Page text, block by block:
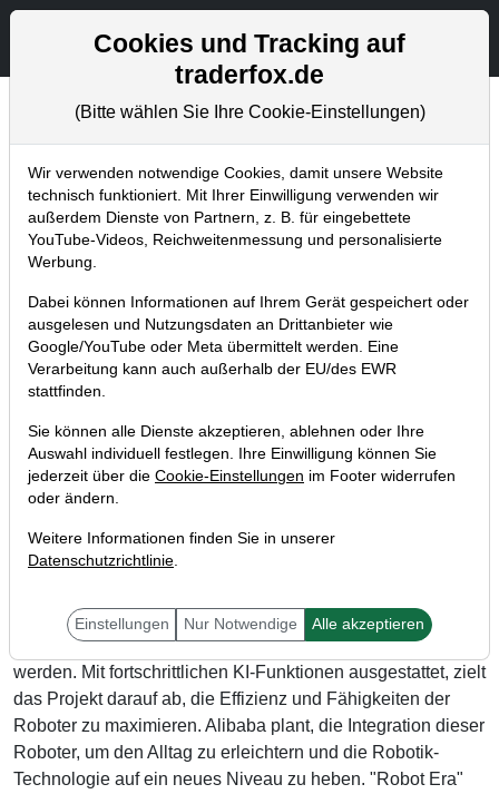
Aktien- und Artikelsuche
Chartanalysen
Home Blog Chartanalysen
Chartanalyse Alibaba: Vorstoß im
Bereich humanoider Roboter!
18.01.2025 um 18:51 Uhr | P. Uhlschmied
Alibaba (ISIN: US01609W1027) hat ein neues Projekt
humanoider Roboter zu fördern. Diese Roboter sollen in
Bereichen wie Service, Pflege und Produktion eingesetzt
werden. Mit fortschrittlichen KI-Funktionen ausgestattet, zielt
das Projekt darauf ab, die Effizienz und Fähigkeiten der
Roboter zu maximieren. Alibaba plant, die Integration dieser
Roboter, um den Alltag zu erleichtern und die Robotik-
Technologie auf ein neues Niveau zu heben. "Robot Era"
Cookies und Tracking auf
traderfox.de
(Bitte wählen Sie Ihre Cookie-Einstellungen)
Wir verwenden notwendige Cookies, damit unsere Website
technisch funktioniert. Mit Ihrer Einwilligung verwenden wir
außerdem Dienste von Partnern, z. B. für eingebettete
YouTube-Videos, Reichweitenmessung und personalisierte
Werbung.
Dabei können Informationen auf Ihrem Gerät gespeichert oder
ausgelesen und Nutzungsdaten an Drittanbieter wie
Google/YouTube oder Meta übermittelt werden. Eine
Verarbeitung kann auch außerhalb der EU/des EWR
stattfinden.
Sie können alle Dienste akzeptieren, ablehnen oder Ihre
Auswahl individuell festlegen. Ihre Einwilligung können Sie
jederzeit über die Cookie-Einstellungen im Footer widerrufen
oder ändern.
Weitere Informationen finden Sie in unserer
Datenschutzrichtlinie.
Einstellungen Nur Notwendige Alle akzeptieren